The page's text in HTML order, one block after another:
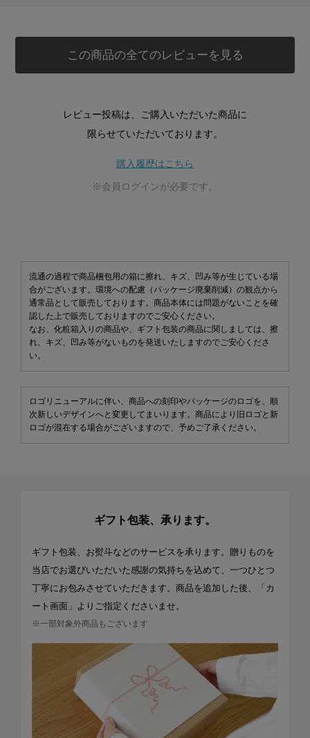
この商品の全てのレビューを見る
レビュー投稿は、ご購入いただいた商品に
限らせていただいております。
購入履歴はこちら
※会員ログインが必要です。
流通の過程で商品梱包用の箱に擦れ、キズ、凹み等が生じている場
合がございます。環境への配慮（パッケージ廃棄削減）の観点から
通常品として販売しております。商品本体には問題がないことを確
認した上で販売しておりますのでご安心ください。
なお、化粧箱入りの商品や、ギフト包装の商品に関しましては、擦
れ、キズ、凹み等がないものを発送いたしますのでご安心くださ
い。
ロゴリニューアルに伴い、商品への刻印やパッケージのロゴを、順
次新しいデザインへと変更してまいります。商品により旧ロゴと新
ロゴが混在する場合がございますので、予めご了承ください。
ギフト包装、承ります。
ギフト包装、お熨斗などのサービスを承ります。贈りものを
当店でお選びいただいた感謝の気持ちを込めて、一つひとつ
丁寧にお包みさせていただきます。商品を追加した後、「カ
ート画面」よりご指定くださいませ。
※一部対象外商品もございます